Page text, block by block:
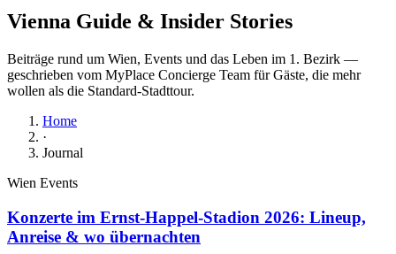
Vienna Guide & Insider Stories
Beiträge rund um Wien, Events und das Leben im 1. Bezirk —
geschrieben vom MyPlace Concierge Team für Gäste, die mehr
wollen als die Standard-Stadttour.
Home
·
Journal
Wien Events
Konzerte im Ernst-Happel-Stadion 2026: Lineup,
Anreise & wo übernachten